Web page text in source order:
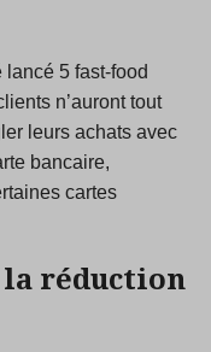
lancé 5 fast-food
n’auront tout
leurs achats avec
bancaire,
cartes
la réduction